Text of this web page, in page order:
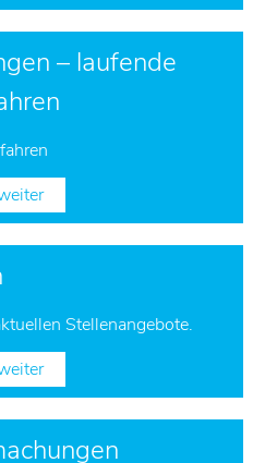
– laufende
Stellenangebote.